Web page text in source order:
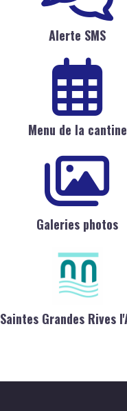
Alerte SMS
Menu de la cantine
Galeries photos
Saintes Grandes Rives